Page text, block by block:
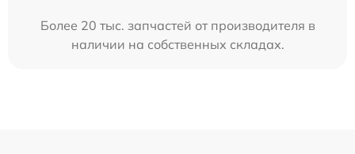
Более 20 тыс. запчастей от производителя в
наличии на собственных складах.